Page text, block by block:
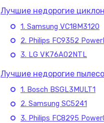
Лучшие недорогие
1. Samsung VC18M3120
2. Philips FC9352
3. LG VK76A02NTL
Лучшие недорогие
1. Bosch BSGL3MULT1
2. Samsung SC5241
3. Philips FC8295